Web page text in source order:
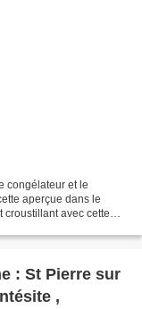
congélateur et le
aperçue dans le
croustillant avec cette
: St Pierre sur
,